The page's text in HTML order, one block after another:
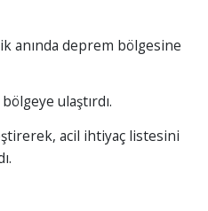
anında deprem bölgesine
ulaştırdı.
acil ihtiyaç listesini